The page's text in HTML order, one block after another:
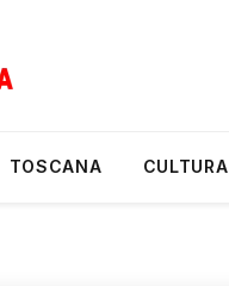
TOSCANA CULTURA